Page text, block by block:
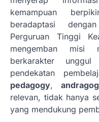
kemampuan
beradaptasi
Perguruan Tinggi
mengemban misi
berkarakter
pendekatan
pedagogy,
relevan, tidak hanya
yang mendukung